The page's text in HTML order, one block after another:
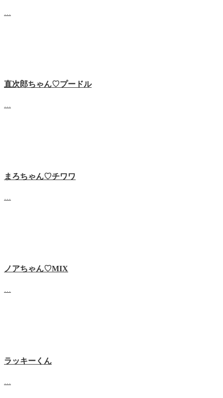
直次郎ちゃん♡プードル
まろちゃん♡チワワ
ノアちゃん♡‬MIX
ラッキーくん